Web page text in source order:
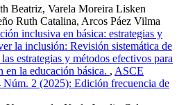
Beatriz, Varela Moreira Lisken
Ruth Catalina, Arcos Páez Vilma
inclusiva en básica: estrategias y
la inclusión: Revisión sistemática de
estrategias y métodos efectivos para
la educación básica. , ASCE
2 (2025): Edición frecuencia de